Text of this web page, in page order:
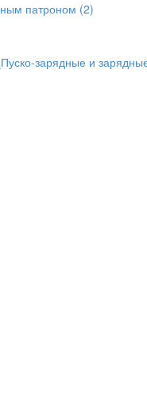
патроном (2)
Пуско-зарядные и